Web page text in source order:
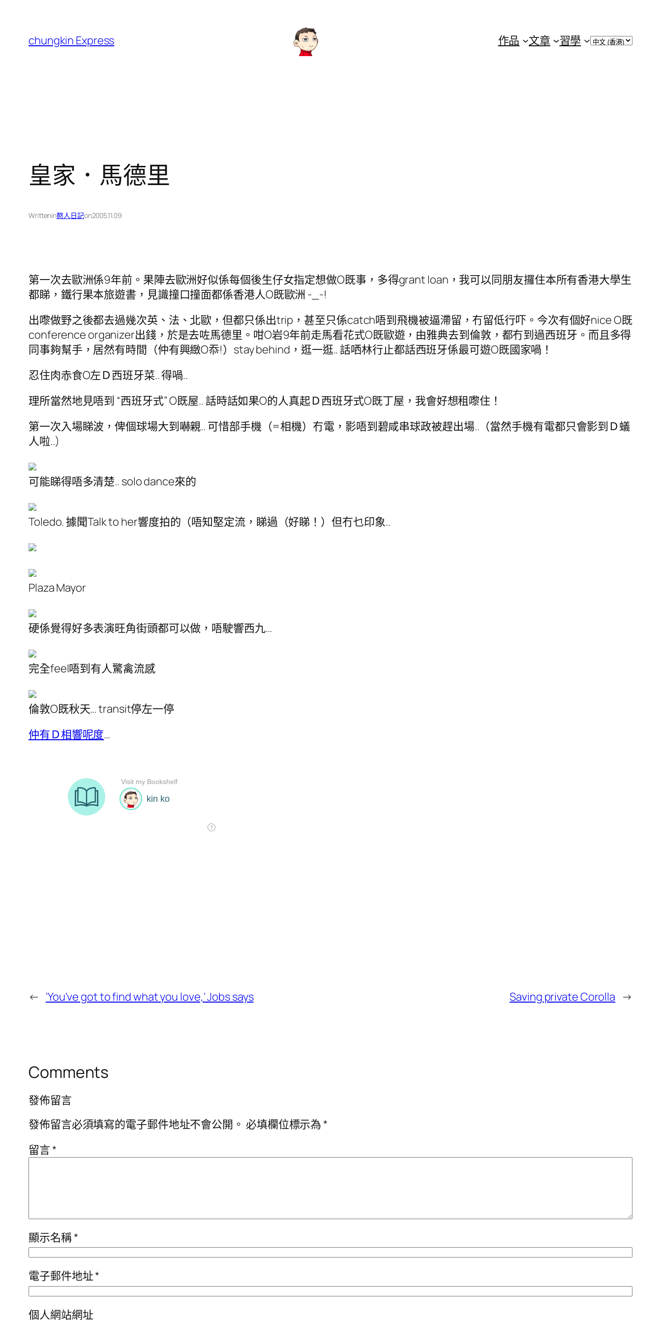
chungkin Express 作品 文章 習學
Choose
皇家．馬德里
Writtenin憨人日記on2005.11.09
第一次去歐洲係9年前。果陣去歐洲好似係每個後生仔女指定想做O既事，多得grant loan，我可以同朋友攞住本所有香港大學生
都睇，鐵行果本旅遊書，見識撞口撞面都係香港人O既歐洲 -_-!
出嚟做野之後都去過幾次英、法、北歐，但都只係出trip，甚至只係catch唔到飛機被逼滯留，冇留低行吓。今次有個好nice O既
conference organizer出錢，於是去咗馬德里。咁O岩9年前走馬看花式O既歐遊，由雅典去到倫敦，都冇到過西班牙。而且多得
同事夠幫手，居然有時間（仲有興緻O忝!）stay behind，逛一逛.. 話哂林行止都話西班牙係最可遊O既國家喎！
忍住肉赤食O左Ｄ西班牙菜.. 得喎..
理所當然地見唔到 “西班牙式” O既屋.. 話時話如果O的人真起Ｄ西班牙式O既丁屋，我會好想租嚟住！
第一次入場睇波，俾個球場大到嚇親.. 可惜部手機（=相機）冇電，影唔到碧咸串球政被趕出場..（當然手機有電都只會影到Ｄ蟻
人啦..)
可能睇得唔多清楚.. solo dance來的
Toledo. 據聞Talk to her響度拍的（唔知堅定流，睇過（好睇！）但冇乜印象..
Plaza Mayor
硬係覺得好多表演旺角街頭都可以做，唔駛響西九…
完全feel唔到有人驚禽流感
倫敦O既秋天… transit停左一停
仲有Ｄ相響呢度…
← 'You've got to find what you love,' Jobs says Saving private Corolla →
Comments
發佈留言
發佈留言必須填寫的電子郵件地址不會公開。 必填欄位標示為*
留言*
顯示名稱*
電子郵件地址*
個人網站網址